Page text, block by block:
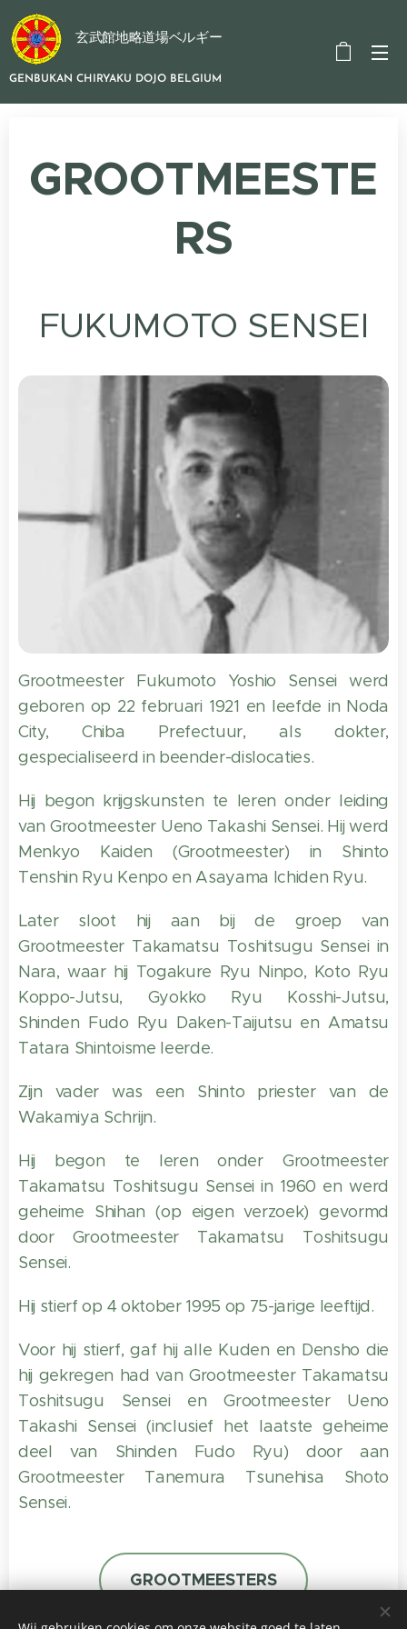
玄武館地略道場ベルギー
GENBUKAN CHIRYAKU DOJO BELGIUM
GROOTMEESTE
RS
FUKUMOTO SENSEI
Grootmeester Fukumoto Yoshio Sensei werd
geboren op 22 februari 1921 en leefde in Noda
City, Chiba Prefectuur, als dokter,
gespecialiseerd in beender-dislocaties.
Hij begon krijgskunsten te leren onder leiding
van Grootmeester Ueno Takashi Sensei. Hij werd
Menkyo Kaiden (Grootmeester) in Shinto
Tenshin Ryu Kenpo en Asayama Ichiden Ryu.
Later sloot hij aan bij de groep van
Grootmeester Takamatsu Toshitsugu Sensei in
Nara, waar hij Togakure Ryu Ninpo, Koto Ryu
Koppo-Jutsu, Gyokko Ryu Kosshi-Jutsu,
Shinden Fudo Ryu Daken-Taijutsu en Amatsu
Tatara Shintoisme leerde.
Zijn vader was een Shinto priester van de
Wakamiya Schrijn.
Hij begon te leren onder Grootmeester
Takamatsu Toshitsugu Sensei in 1960 en werd
geheime Shihan (op eigen verzoek) gevormd
door Grootmeester Takamatsu Toshitsugu
Sensei.
Hij stierf op 4 oktober 1995 op 75-jarige leeftijd.
Voor hij stierf, gaf hij alle Kuden en Densho die
hij gekregen had van Grootmeester Takamatsu
Toshitsugu Sensei en Grootmeester Ueno
Takashi Sensei (inclusief het laatste geheime
deel van Shinden Fudo Ryu) door aan
Grootmeester Tanemura Tsunehisa Shoto
Sensei.
GROOTMEESTERS